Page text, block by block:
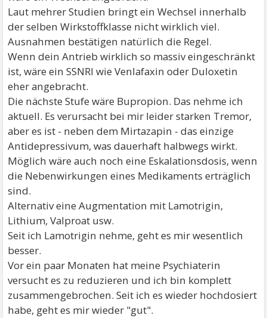
Laut mehrer Studien bringt ein Wechsel innerhalb
der selben Wirkstoffklasse nicht wirklich viel.
Ausnahmen bestätigen natürlich die Regel.
Wenn dein Antrieb wirklich so massiv eingeschränkt
ist, wäre ein SSNRI wie Venlafaxin oder Duloxetin
eher angebracht.
Die nächste Stufe wäre Bupropion. Das nehme ich
aktuell. Es verursacht bei mir leider starken Tremor,
aber es ist - neben dem Mirtazapin - das einzige
Antidepressivum, was dauerhaft halbwegs wirkt.
Möglich wäre auch noch eine Eskalationsdosis, wenn
die Nebenwirkungen eines Medikaments erträglich
sind.
Alternativ eine Augmentation mit Lamotrigin,
Lithium, Valproat usw.
Seit ich Lamotrigin nehme, geht es mir wesentlich
besser.
Vor ein paar Monaten hat meine Psychiaterin
versucht es zu reduzieren und ich bin komplett
zusammengebrochen. Seit ich es wieder hochdosiert
habe, geht es mir wieder "gut".